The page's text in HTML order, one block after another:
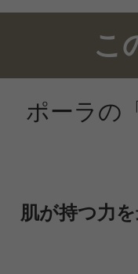
ン
トロリとし
い商品です
少しでも伸
こ
ポーラの
肌が持つ力